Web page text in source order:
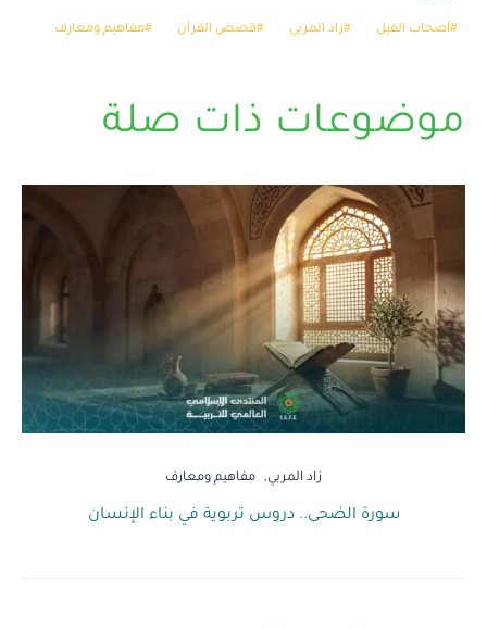
أصحاب الفيل زاد المربي قصص القرآن مفاهيم ومعارف
موضوعات ذات صلة
زاد المربي مفاهيم ومعارف
سورة الضحى.. دروس تربوية في بناء الإنسان